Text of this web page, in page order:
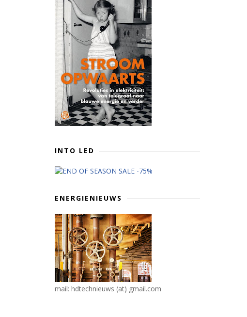
INTO LED
ENERGIENIEUWS
mail: hdtechnieuws (at) gmail.com